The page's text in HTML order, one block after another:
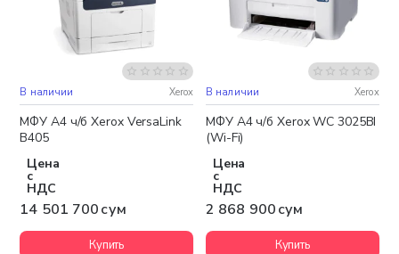
Бесплатная доставка
В наличии Xerox
МФУ А4 ч/б Xerox VersaLink
B405
Цена
с
НДС
14 501 700 сум
Купить
Бесплатная доставка
В наличии Xerox
МФУ А4 ч/б Xerox WC 3025BI
(Wi-Fi)
Цена
с
НДС
2 868 900 сум
Купить